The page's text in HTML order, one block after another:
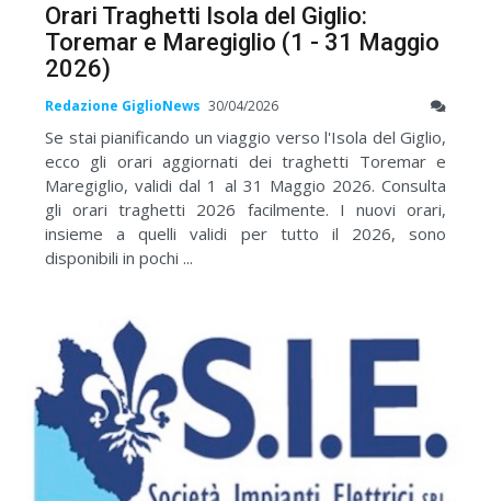
Orari Traghetti Isola del Giglio:
Toremar e Maregiglio (1 - 31 Maggio
2026)
Redazione GiglioNews 30/04/2026
Se stai pianificando un viaggio verso l'Isola del Giglio,
ecco gli orari aggiornati dei traghetti Toremar e
Maregiglio, validi dal 1 al 31 Maggio 2026. Consulta
gli orari traghetti 2026 facilmente. I nuovi orari,
insieme a quelli validi per tutto il 2026, sono
disponibili in pochi ...